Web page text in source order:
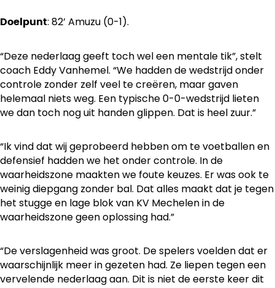
Doelpunt: 82’ Amuzu (0-1).
“Deze nederlaag geeft toch wel een mentale tik”, stelt
coach Eddy Vanhemel. “We hadden de wedstrijd onder
controle zonder zelf veel te creëren, maar gaven
helemaal niets weg. Een typische 0-0-wedstrijd lieten
we dan toch nog uit handen glippen. Dat is heel zuur.”
“Ik vind dat wij geprobeerd hebben om te voetballen en
defensief hadden we het onder controle. In de
waarheidszone maakten we foute keuzes. Er was ook te
weinig diepgang zonder bal. Dat alles maakt dat je tegen
het stugge en lage blok van KV Mechelen in de
waarheidszone geen oplossing had.”
“De verslagenheid was groot. De spelers voelden dat er
waarschijnlijk meer in gezeten had. Ze liepen tegen een
vervelende nederlaag aan. Dit is niet de eerste keer dit